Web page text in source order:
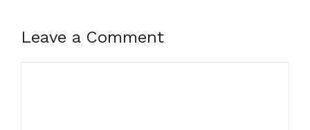
Leave a Comment